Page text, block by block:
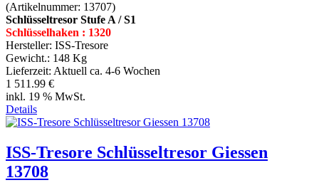
(Artikelnummer: 13707)
Schlüsseltresor Stufe A / S1
Schlüsselhaken : 1320
Hersteller: ISS-Tresore
Gewicht.: 148 Kg
Lieferzeit: Aktuell ca. 4-6 Wochen
1 511.99 €
inkl. 19 % MwSt.
Details
ISS-Tresore Schlüsseltresor Giessen
13708